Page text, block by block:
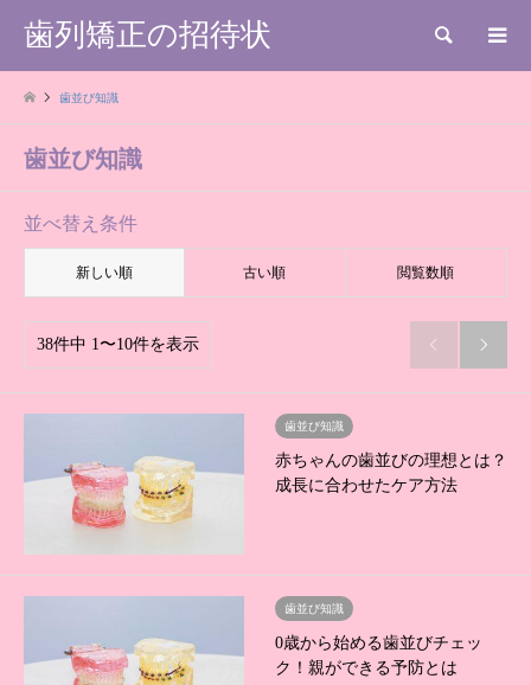
歯列矯正の招待状 検索
歯並び知識
歯並び知識
並べ替え条件
新しい順 古い順 閲覧数順
38件中 1〜10件を表示  
歯並び知識
赤ちゃんの歯並びの理想とは？
成長に合わせたケア方法
歯並び知識
0歳から始める歯並びチェッ
ク！親ができる予防とは